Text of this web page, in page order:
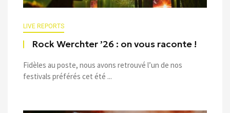
LIVE REPORTS
Rock Werchter ’26 : on vous raconte !
Fidèles au poste, nous avons retrouvé l’un de nos
festivals préférés cet été ...